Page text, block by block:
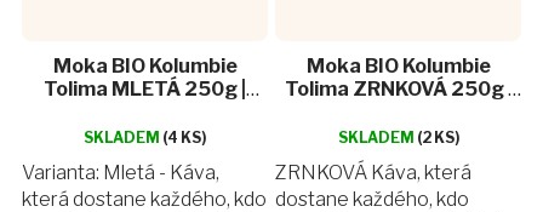
Moka BIO Kolumbie
Tolima MLETÁ 250g |
SKLADEM (4 KS)
Varianta: Mletá - Káva,
která dostane každého, kdo
Moka BIO Kolumbie
Tolima ZRNKOVÁ 250g |
SKLADEM (2 KS)
ZRNKOVÁ Káva, která
dostane každého, kdo